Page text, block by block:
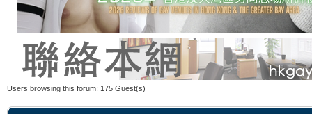
Users browsing this forum: 175 Guest(s)